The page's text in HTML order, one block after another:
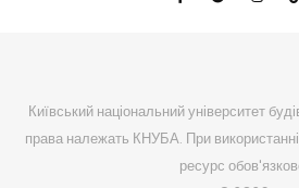
Київський національний університет
права належать КНУБА. При
ресурс